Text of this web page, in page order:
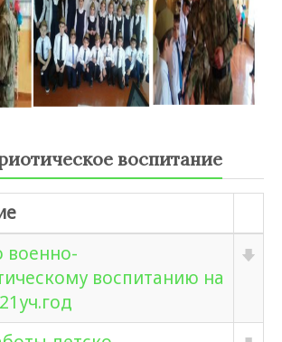
воспитание
военно-
воспитанию на